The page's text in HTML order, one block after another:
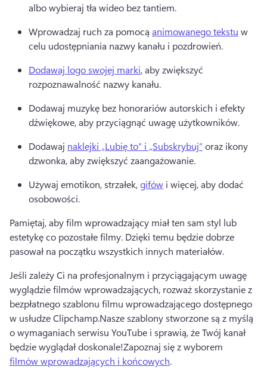
albo wybieraj tła wideo bez tantiem.
Wprowadzaj ruch za pomocą animowanego tekstu w
celu udostępniania nazwy kanału i pozdrowień.
Dodawaj logo swojej marki, aby zwiększyć
rozpoznawalność nazwy kanału.
Dodawaj muzykę bez honorariów autorskich i efekty
dźwiękowe, aby przyciągnąć uwagę użytkowników.
Dodawaj naklejki „Lubię to” i „Subskrybuj” oraz ikony
dzwonka, aby zwiększyć zaangażowanie.
Używaj emotikon, strzałek, gifów i więcej, aby dodać
osobowości.
Pamiętaj, aby film wprowadzający miał ten sam styl lub
estetykę co pozostałe filmy. Dzięki temu będzie dobrze
pasował na początku wszystkich innych materiałów.
Jeśli zależy Ci na profesjonalnym i przyciągającym uwagę
wyglądzie filmów wprowadzających, rozważ skorzystanie z
bezpłatnego szablonu filmu wprowadzającego dostępnego
w usłudze Clipchamp.Nasze szablony stworzone są z myślą
o wymaganiach serwisu YouTube i sprawią, że Twój kanał
będzie wyglądał doskonale!Zapoznaj się z wyborem
filmów wprowadzających i końcowych.